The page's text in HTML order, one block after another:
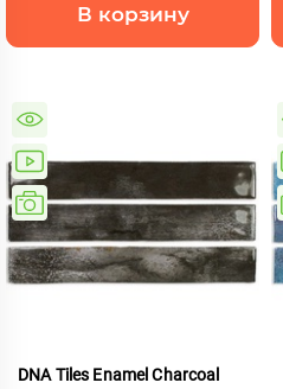
В корзину
DNA Tiles Enamel Charcoal